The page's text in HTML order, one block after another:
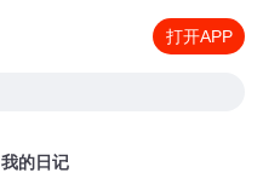
打开APP
我的日记